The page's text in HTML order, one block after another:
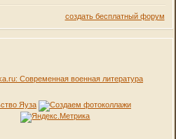
создать бесплатный форум